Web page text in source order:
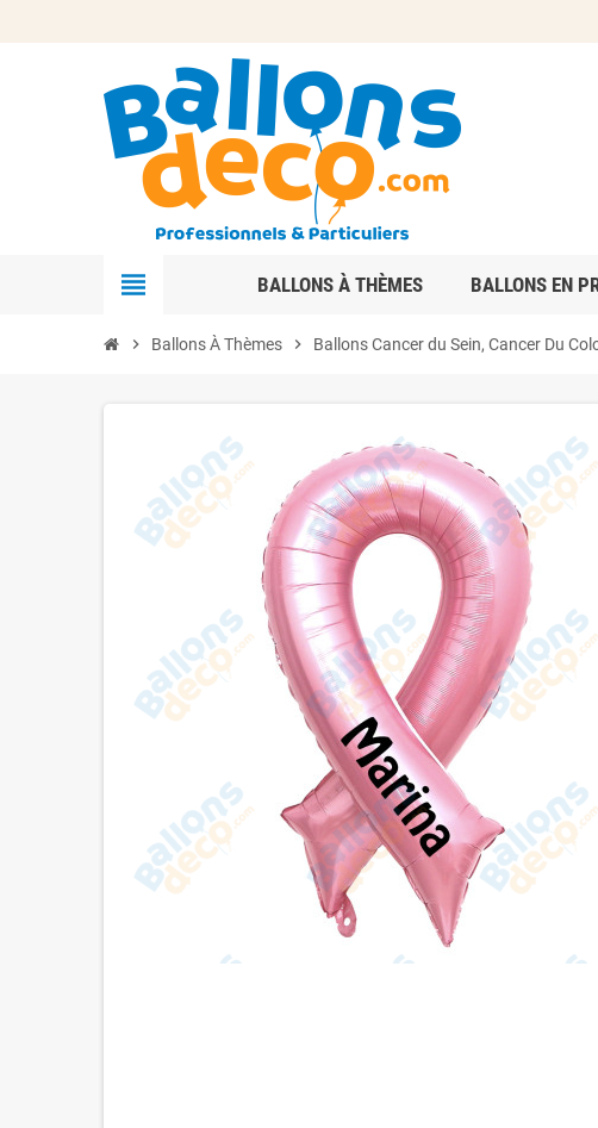
view_headline BALLONS À THÈMES BALLONS EN
chevron_right Ballons À Thèmes chevron_right Ballons Cancer du Sein, Cancer Du